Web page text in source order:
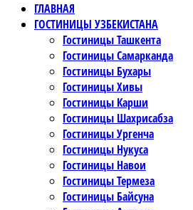
ГЛАВНАЯ
ГОСТИНИЦЫ УЗБЕКИСТАНА
Гостиницы Ташкента
Гостиницы Самарканда
Гостиницы Бухары
Гостиницы Хивы
Гостиницы Карши
Гостиницы Шахрисабза
Гостиницы Ургенча
Гостиницы Нукуса
Гостиницы Навои
Гостиницы Термеза
Гостиницы Байсуна